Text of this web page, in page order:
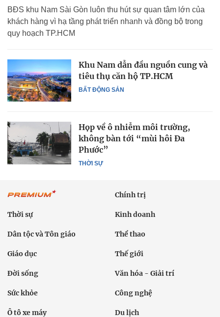
BĐS khu Nam Sài Gòn luôn thu hút sự quan tâm lớn của
khách hàng vì hạ tầng phát triển nhanh và đồng bộ trong
quy hoạch TP.HCM
BẤT ĐỘNG SẢN
Khu Nam dẫn đầu nguồn cung và
tiêu thụ căn hộ TP.HCM
THỜI SỰ
Họp về ô nhiễm môi trường,
không bàn tới “mùi hôi Đa
Phước”
Chính trị
Thời sự Kinh doanh
Dân tộc và Tôn giáo Thể thao
Giáo dục Thế giới
Đời sống Văn hóa - Giải trí
Sức khỏe Công nghệ
Ô tô xe máy Du lịch